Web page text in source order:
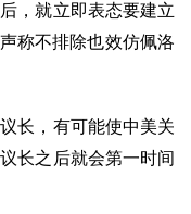
，就立即表态要建立
称不排除也效仿佩洛
长，有可能使中美关
长之后就会第一时间